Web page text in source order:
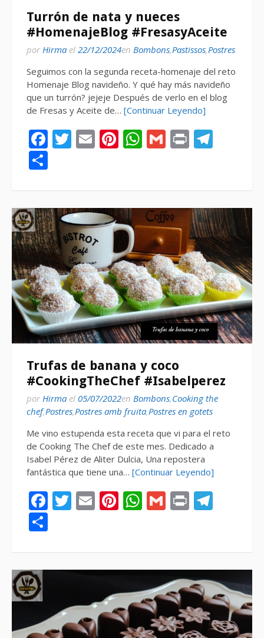
Turrón de nata y nueces
#HomenajeBlog #FresasyAceite
por Hirma el 22/12/2024en Bombons,Pastissos,Postres
Seguimos con la segunda receta-homenaje del reto
Homenaje Blog navideño. Y qué hay más navideño
que un turrón? jejeje Después de verlo en el blog
de Fresas y Aceite de… [Continuar Leyendo]
Facebook
Twitter
EmailPinterest
WhatsApp
Gmail
Print
Trufas de banana y coco
#CookingTheChef #Isabelperez
por Hirma el 05/07/2022en Bombons,Cooking the
chef,Postres,Postres amb fruita,Postres en gotets
Me vino estupenda esta receta que vi para el reto
de Cooking The Chef de este mes. Dedicado a
Isabel Pérez de Aliter Dulcia, Una repostera
fantástica que tiene una… [Continuar Leyendo]
Facebook
Twitter
EmailPinterest
WhatsApp
Gmail
Print